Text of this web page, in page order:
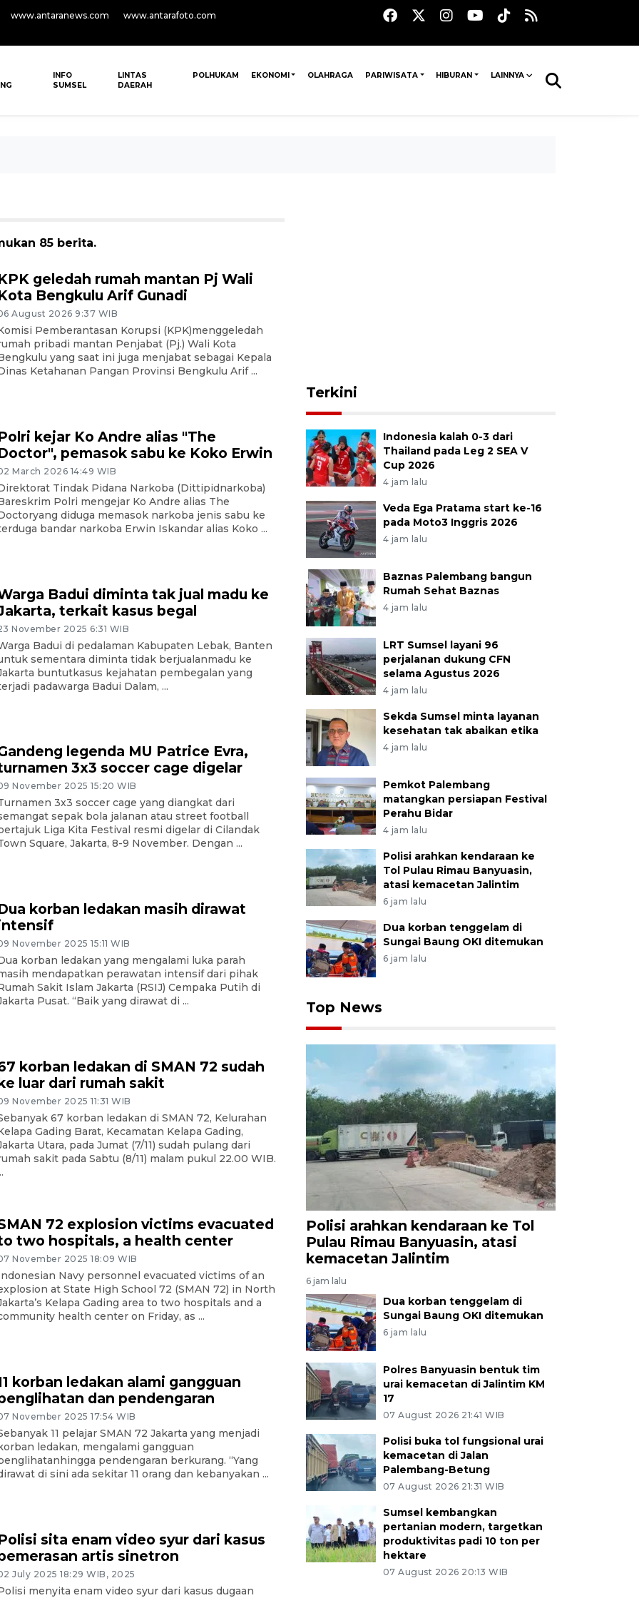
www.antaranews.com www.antarafoto.com
INFO
SUMSEL
LINTAS
DAERAH
POLHUKAM EKONOMI OLAHRAGA PARIWISATA HIBURAN LAINNYA
85 berita.
geledah rumah mantan Pj Wali
Bengkulu Arif Gunadi
August 2026 9:37 WIB
Pemberantasan Korupsi (KPK)menggeledah
pribadi mantan Penjabat (Pj.) Wali Kota
yang saat ini juga menjabat sebagai Kepala
Ketahanan Pangan Provinsi Bengkulu Arif ...
kejar Ko Andre alias "The
pemasok sabu ke Koko Erwin
March 2026 14:49 WIB
Tindak Pidana Narkoba (Dittipidnarkoba)
Polri mengejar Ko Andre alias The
diduga memasok narkoba jenis sabu ke
bandar narkoba Erwin Iskandar alias Koko ...
Badui diminta tak jual madu ke
terkait kasus begal
November 2025 6:31 WIB
Badui di pedalaman Kabupaten Lebak, Banten
sementara diminta tidak berjualanmadu ke
buntutkasus kejahatan pembegalan yang
padawarga Badui Dalam, ...
legenda MU Patrice Evra,
3x3 soccer cage digelar
November 2025 15:20 WIB
3x3 soccer cage yang diangkat dari
sepak bola jalanan atau street football
Liga Kita Festival resmi digelar di Cilandak
Square, Jakarta, 8-9 November. Dengan ...
korban ledakan masih dirawat
November 2025 15:11 WIB
korban ledakan yang mengalami luka parah
mendapatkan perawatan intensif dari pihak
Sakit Islam Jakarta (RSIJ) Cempaka Putih di
Pusat. “Baik yang dirawat di ...
korban ledakan di SMAN 72 sudah
luar dari rumah sakit
November 2025 11:31 WIB
67 korban ledakan di SMAN 72, Kelurahan
Gading Barat, Kecamatan Kelapa Gading,
Utara, pada Jumat (7/11) sudah pulang dari
sakit pada Sabtu (8/11) malam pukul 22.00 WIB.
72 explosion victims evacuated
two hospitals, a health center
November 2025 18:09 WIB
Navy personnel evacuated victims of an
at State High School 72 (SMAN 72) in North
Kelapa Gading area to two hospitals and a
health center on Friday, as ...
korban ledakan alami gangguan
dan pendengaran
November 2025 17:54 WIB
11 pelajar SMAN 72 Jakarta yang menjadi
ledakan, mengalami gangguan
pendengaran berkurang. “Yang
di sini ada sekitar 11 orang dan kebanyakan ...
sita enam video syur dari kasus
artis sinetron
July 2025 18:29 WIB, 2025
menyita enam video syur dari kasus dugaan
Terkini
Indonesia kalah 0-3 dari
Thailand pada Leg 2 SEA V
Cup 2026
4 jam lalu
Veda Ega Pratama start ke-16
pada Moto3 Inggris 2026
4 jam lalu
Baznas Palembang bangun
Rumah Sehat Baznas
4 jam lalu
LRT Sumsel layani 96
perjalanan dukung CFN
selama Agustus 2026
4 jam lalu
Sekda Sumsel minta layanan
kesehatan tak abaikan etika
4 jam lalu
Pemkot Palembang
matangkan persiapan Festival
Perahu Bidar
4 jam lalu
Polisi arahkan kendaraan ke
Tol Pulau Rimau Banyuasin,
atasi kemacetan Jalintim
6 jam lalu
Dua korban tenggelam di
Sungai Baung OKI ditemukan
6 jam lalu
Top News
Polisi arahkan kendaraan ke Tol
Pulau Rimau Banyuasin, atasi
kemacetan Jalintim
6 jam lalu
Dua korban tenggelam di
Sungai Baung OKI ditemukan
6 jam lalu
Polres Banyuasin bentuk tim
urai kemacetan di Jalintim KM
17
07 August 2026 21:41 WIB
Polisi buka tol fungsional urai
kemacetan di Jalan
Palembang-Betung
07 August 2026 21:31 WIB
Sumsel kembangkan
pertanian modern, targetkan
produktivitas padi 10 ton per
hektare
07 August 2026 20:13 WIB